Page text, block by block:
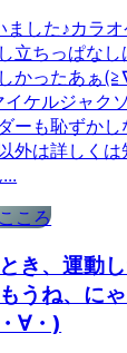
ました♪カラ
立ちっぱなし
かったあぁ
イケルジャク
ーも恥ずかし
外は詳しくは
ころ
き、運動
うね、に
∀・)